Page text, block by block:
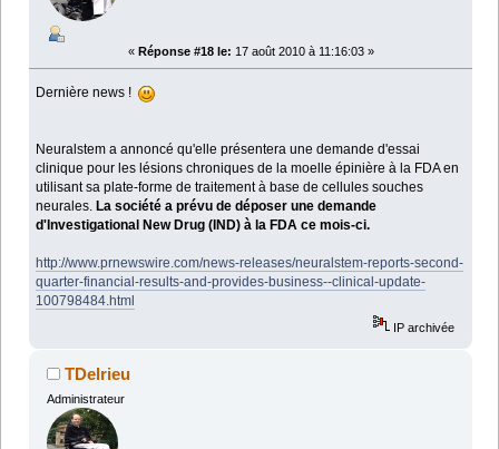
« Réponse #18 le: 17 août 2010 à 11:16:03 »
Dernière news !
Neuralstem a annoncé qu'elle présentera une demande d'essai
clinique pour les lésions chroniques de la moelle épinière à la FDA en
utilisant sa plate-forme de traitement à base de cellules souches
neurales.La société a prévu de déposer une demande
d'Investigational New Drug (IND) à la FDA ce mois-ci.
http://www.prnewswire.com/news-releases/neuralstem-reports-second-
quarter-financial-results-and-provides-business--clinical-update-
100798484.html
IP archivée
TDelrieu
Administrateur